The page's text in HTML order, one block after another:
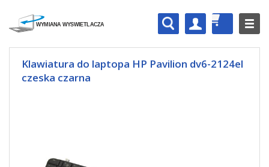
Klawiatura do laptopa HP Pavilion dv6-2124el
czeska czarna